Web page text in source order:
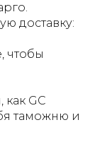
доставку:
чтобы
GC
таможню и